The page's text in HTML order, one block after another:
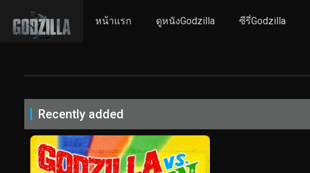
หน้าแรก ดูหนังGodzilla ซีรี่Godzilla
Recently added